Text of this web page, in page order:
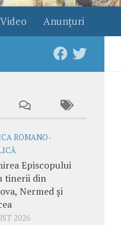
Video Anunţuri
ROMANO-
Episcopului
tinerii din
Nermed și
2026